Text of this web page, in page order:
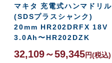
マキタ 充電式ハンマドリル
(SDSプラスシャンク)
20mm HR202DRFX 18V
3.0Ah〜HR202DZK
32,109～59,345円(税込)